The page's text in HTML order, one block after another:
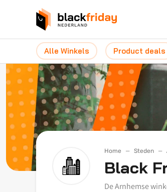
Alle Winkels Product deals
Home Steden
Black
De Arnhemse